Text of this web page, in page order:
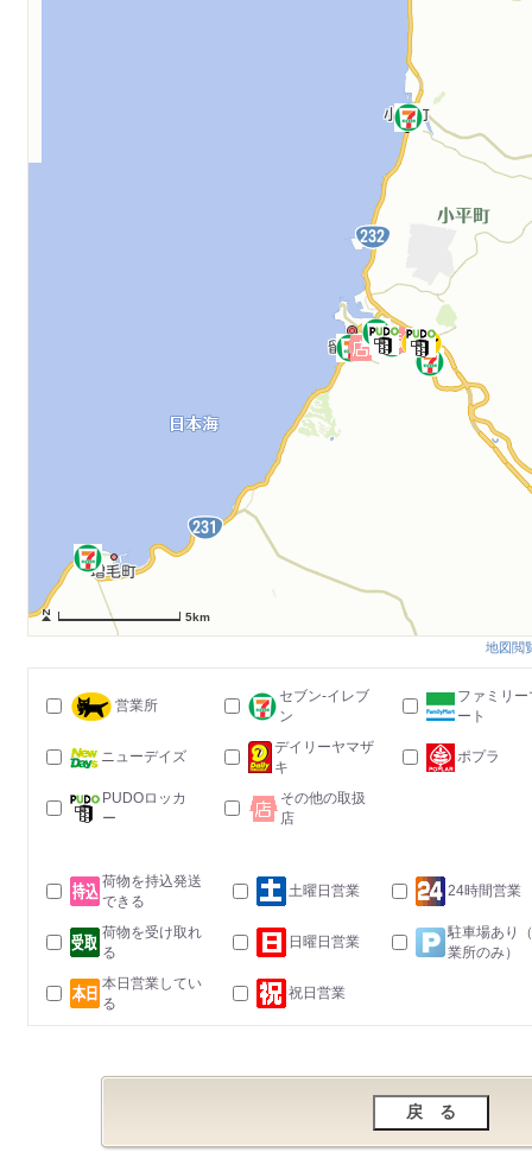
5km
地図閲
営業所
セブン-イレブ
ン
ファミリー
ート
ニューデイズ
デイリーヤマザ
キ
ポプラ
PUDOロッカ
ー
その他の取扱
店
荷物を持込発送
できる
土曜日営業 24時間営業
荷物を受け取れ
る
日曜日営業
駐車場あり
業所のみ）
本日営業してい
る
祝日営業